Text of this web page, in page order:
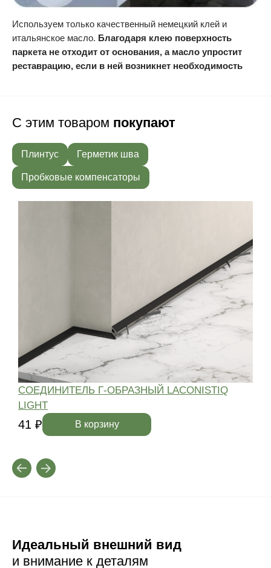
Используем только качественный немецкий клей и
итальянское масло. Благодаря клею поверхность
паркета не отходит от основания, а масло упростит
реставрацию, если в ней возникнет необходимость
С этим товаром покупают
Плинтус Герметик шва
Пробковые компенсаторы
СОЕДИНИТЕЛЬ Г-ОБРАЗНЫЙ LACONISTIQ
LIGHT
41 ₽ В корзину
Идеальный внешний вид
и внимание к деталям